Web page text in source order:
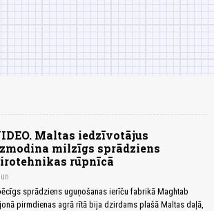
Maltas iedzīvotājus
milzīgs sprādziens
rūpnīcā
sprādziens uguņošanas ierīču fabrikā Maghtab
pirmdienas agrā rītā bija dzirdams plašā Maltas daļā,